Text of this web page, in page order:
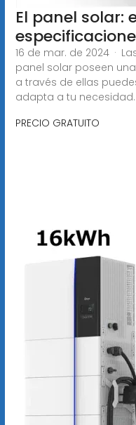
El panel solar:
16 de mar. de 2024 ·
panel solar poseen
a través de ellas
adapta a tu necesidad.
PRECIO GRATUITO